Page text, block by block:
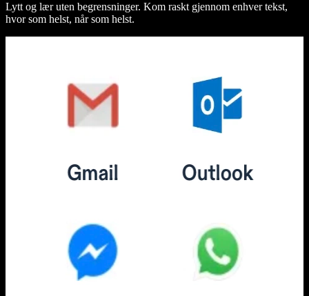
Lytt og lær uten begrensninger. Kom raskt gjennom enhver tekst,
hvor som helst, når som helst.